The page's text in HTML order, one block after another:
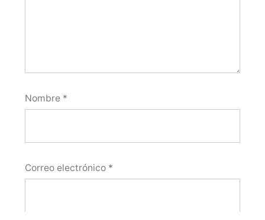
Nombre *
Correo electrónico *